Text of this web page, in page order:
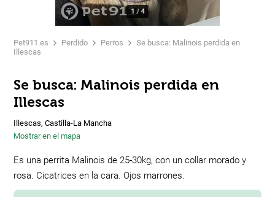
1 /4
Pet911.es Perdido Perros
Se busca: Malinois perdida en
Illescas
Se busca: Malinois perdida en
Illescas
Illescas, Castilla-La Mancha
Mostrar en el mapa
Es una perrita Malinois de 25-30kg, con un collar morado y
rosa. Cicatrices en la cara. Ojos marrones.